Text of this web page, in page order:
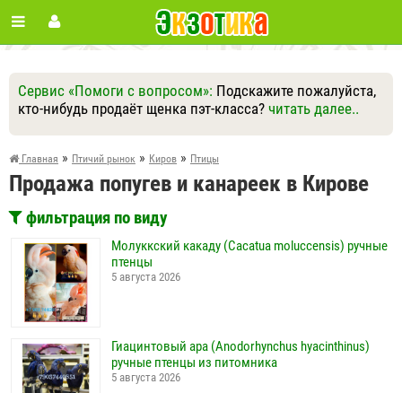
Сервис «Помоги с вопросом»: Подскажите пожалуйста,
кто-нибудь продаёт щенка пэт-класса? читать далее..
Ответить Другие вопросы
Задать вопрос
Главная » Птичий рынок » Киров » Птицы
Продажа попугев и канареек в Кирове
фильтрация по виду
Молуккский какаду (Cacatua moluccensis) ручные
птенцы
5 августа 2026
Гиацинтовый ара (Anodorhynchus hyacinthinus)
ручные птенцы из питомника
5 августа 2026